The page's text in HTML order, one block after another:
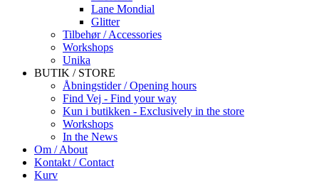
Lane Mondial
Glitter
Tilbehør / Accessories
Workshops
Unika
BUTIK / STORE
Åbningstider / Opening hours
Find Vej - Find your way
Kun i butikken - Exclusively in the store
Workshops
In the News
Om / About
Kontakt / Contact
Kurv